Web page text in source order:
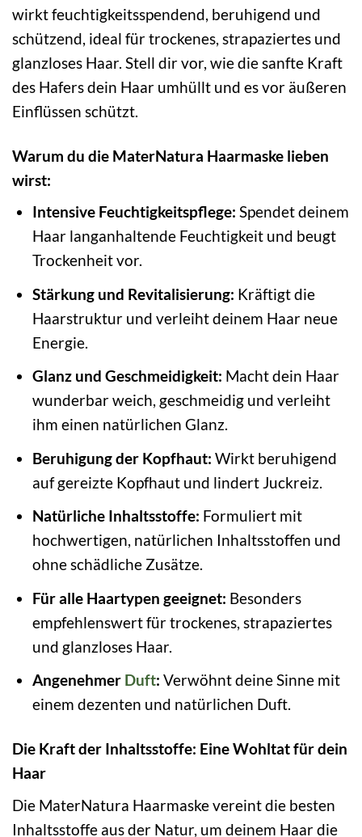
wirkt feuchtigkeitsspendend, beruhigend und
schützend, ideal für trockenes, strapaziertes und
glanzloses Haar. Stell dir vor, wie die sanfte Kraft
des Hafers dein Haar umhüllt und es vor äußeren
Einflüssen schützt.
Warum du die MaterNatura Haarmaske lieben
wirst:
Intensive Feuchtigkeitspflege: Spendet deinem
Haar langanhaltende Feuchtigkeit und beugt
Trockenheit vor.
Stärkung und Revitalisierung: Kräftigt die
Haarstruktur und verleiht deinem Haar neue
Energie.
Glanz und Geschmeidigkeit: Macht dein Haar
wunderbar weich, geschmeidig und verleiht
ihm einen natürlichen Glanz.
Beruhigung der Kopfhaut: Wirkt beruhigend
auf gereizte Kopfhaut und lindert Juckreiz.
Natürliche Inhaltsstoffe: Formuliert mit
hochwertigen, natürlichen Inhaltsstoffen und
ohne schädliche Zusätze.
Für alle Haartypen geeignet: Besonders
empfehlenswert für trockenes, strapaziertes
und glanzloses Haar.
Angenehmer Duft: Verwöhnt deine Sinne mit
einem dezenten und natürlichen Duft.
Die Kraft der Inhaltsstoffe: Eine Wohltat für dein
Haar
Die MaterNatura Haarmaske vereint die besten
Inhaltsstoffe aus der Natur, um deinem Haar die